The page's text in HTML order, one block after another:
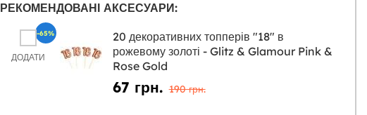
РЕКОМЕНДОВАНІ АКСЕСУАРИ:
ДОДАТИ
20 декоративних топперів "18" в
рожевому золоті - Glitz & Glamour Pink &
Rose Gold
67 грн. 190 грн.
-65%